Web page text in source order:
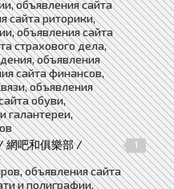
объявления сайта
сайта риторики,
объявления сайта
страхового дела,
объявления
сайта финансов,
объявления
обуви,
галантереи,
吧和俱樂部 /
1
объявления сайта
и полиграфии,